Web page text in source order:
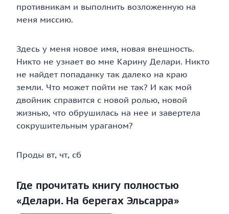
противникам и выполнить возложенную на
меня миссию.
Здесь у меня новое имя, новая внешность.
Никто не узнает во мне Карину Делари. Никто
не найдет попаданку так далеко на краю
земли. Что может пойти не так? И как мой
двойник справится с новой ролью, новой
жизнью, что обрушилась на нее и завертела
сокрушительным ураганом?
Проды вт, чт, сб
Где прочитать книгу полностью
«Делари. На берегах Эльсарра»